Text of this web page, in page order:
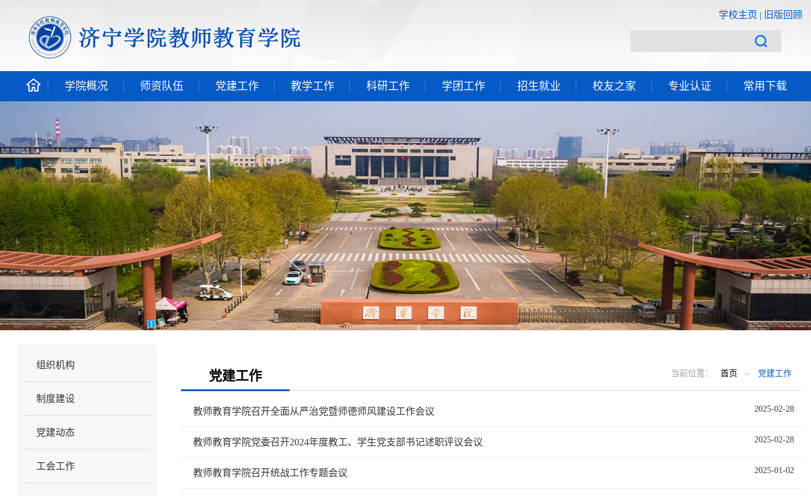
学校主页 旧版回顾
学院概况 师资队伍 党建工作 教学工作 科研工作 学团工作 招生就业 校友之家 专业认证 常用下载
党建工作
组织机构
制度建设
党建动态
工会工作
党建工作 当前位置： 首页 -- 党建工作
教师教育学院召开全面从严治党暨师德师风建设工作会议 2025-02-28
教师教育学院党委召开2024年度教工、学生党支部书记述职评议会议 2025-02-28
教师教育学院召开统战工作专题会议 2025-01-02